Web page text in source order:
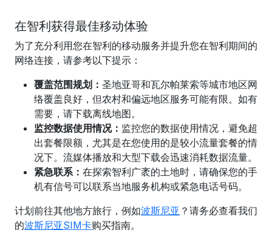
在智利获得最佳移动体验
为了充分利用您在智利的移动服务并提升您在智利期间的
网络连接，请参考以下提示：
覆盖范围规划： 圣地亚哥和瓦尔帕莱索等城市地区网
络覆盖良好，但农村和偏远地区服务可能有限。如有
需要，请下载离线地图。
监控数据使用情况： 监控您的数据使用情况，避免超
出套餐限额，尤其是在您使用的是较小流量套餐的情
况下。流媒体播放和大型下载会迅速消耗数据流量。
紧急联系： 在探索智利广袤的土地时，请确保您的手
机有信号可以联系当地服务机构或紧急电话号码。
计划前往其他地方旅行，例如波斯尼亚 ？请务必查看我们
的波斯尼亚SIM卡购买指南。